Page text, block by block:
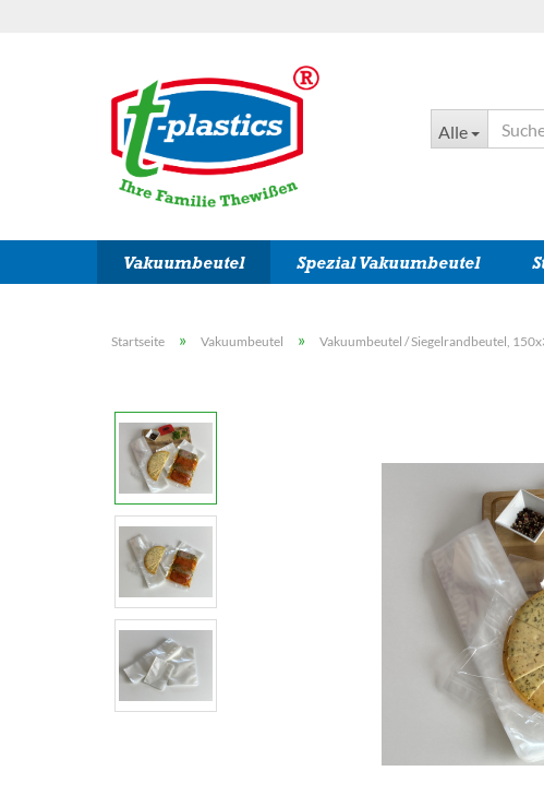
Alle
Vakuumbeutel Spezial Vakuumbeutel
Startseite » Vakuumbeutel » Vakuumbeutel / Siegelrandbeutel,